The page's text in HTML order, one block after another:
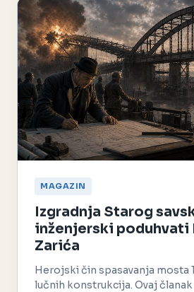
MAGAZIN
Izgradnja Starog
inženjerski poduhvati
Zarića
Herojski čin spasavanja mosta
lučnih konstrukcija. Ovaj